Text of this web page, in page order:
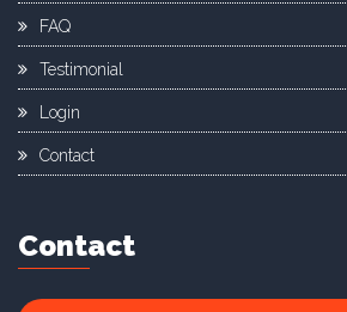
FAQ
Testimonial
Login
Contact
Contact